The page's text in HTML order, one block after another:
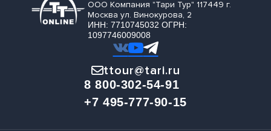
ООО Компания "Тари Тур" 117449 г.
Москва ул. Винокурова, 2
ИНН: 7710745032 ОГРН:
1097746009008
ttour@tari.ru
8 800-302-54-91
+7 495-777-90-15